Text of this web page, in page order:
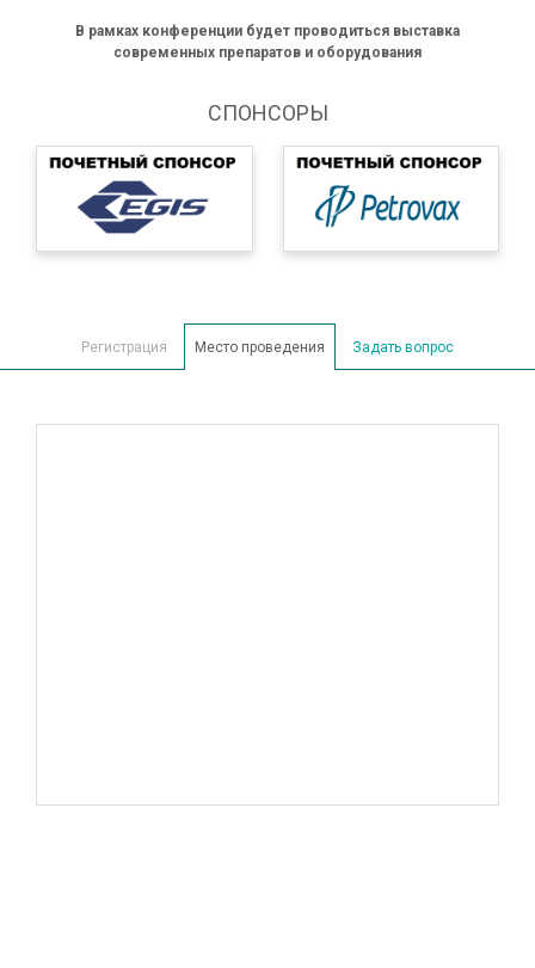
В рамках конференции будет проводиться выставка
современных препаратов и оборудования
СПОНСОРЫ
Регистрация Место проведения Задать вопрос